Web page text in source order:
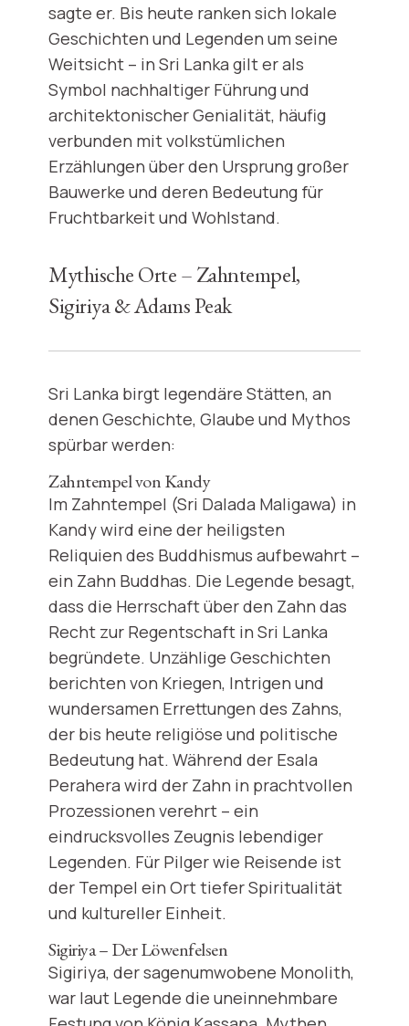
sagte er. Bis heute ranken sich lokale
Geschichten und Legenden um seine
Weitsicht – in Sri Lanka gilt er als
Symbol nachhaltiger Führung und
architektonischer Genialität, häufig
verbunden mit volkstümlichen
Erzählungen über den Ursprung großer
Bauwerke und deren Bedeutung für
Fruchtbarkeit und Wohlstand.
Mythische Orte – Zahntempel,
Sigiriya & Adams Peak
Sri Lanka birgt legendäre Stätten, an
denen Geschichte, Glaube und Mythos
spürbar werden:
Zahntempel von Kandy
Im Zahntempel (Sri Dalada Maligawa) in
Kandy wird eine der heiligsten
Reliquien des Buddhismus aufbewahrt –
ein Zahn Buddhas. Die Legende besagt,
dass die Herrschaft über den Zahn das
Recht zur Regentschaft in Sri Lanka
begründete. Unzählige Geschichten
berichten von Kriegen, Intrigen und
wundersamen Errettungen des Zahns,
der bis heute religiöse und politische
Bedeutung hat. Während der Esala
Perahera wird der Zahn in prachtvollen
Prozessionen verehrt – ein
eindrucksvolles Zeugnis lebendiger
Legenden. Für Pilger wie Reisende ist
der Tempel ein Ort tiefer Spiritualität
und kultureller Einheit.
Sigiriya – Der Löwenfelsen
Sigiriya, der sagenumwobene Monolith,
war laut Legende die uneinnehmbare